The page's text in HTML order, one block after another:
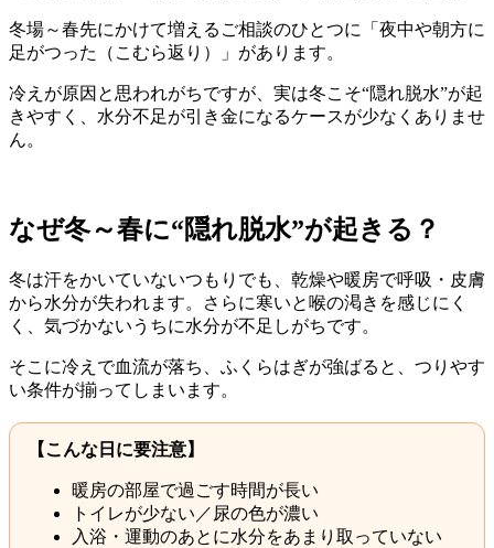
冬場～春先にかけて増えるご相談のひとつに「夜中や朝方に
足がつった（こむら返り）」があります。
冷えが原因と思われがちですが、実は冬こそ“隠れ脱水”が起
きやすく、水分不足が引き金になるケースが少なくありませ
ん。
なぜ冬～春に“隠れ脱水”が起きる？
冬は汗をかいていないつもりでも、乾燥や暖房で呼吸・皮膚
から水分が失われます。さらに寒いと喉の渇きを感じにく
く、気づかないうちに水分が不足しがちです。
そこに冷えで血流が落ち、ふくらはぎが強ばると、つりやす
い条件が揃ってしまいます。
【こんな日に要注意】
暖房の部屋で過ごす時間が長い
トイレが少ない／尿の色が濃い
入浴・運動のあとに水分をあまり取っていない